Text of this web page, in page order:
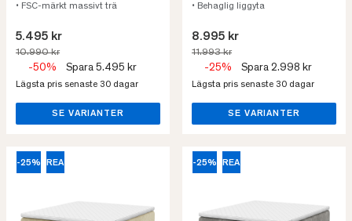
• FSC-märkt massivt trä
5.495 kr
10.990 kr
-50% Spara 5.495 kr
Lägsta pris senaste 30 dagar
SE VARIANTER
• Behaglig liggyta
8.995 kr
11.993 kr
-25% Spara 2.998 kr
Lägsta pris senaste 30 dagar
SE VARIANTER
-25% REA -25% REA